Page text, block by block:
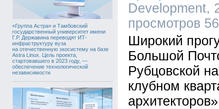
«Группа Астра» и Тамбовский
государственный университет имени
Г.Р. Державина переводят ИТ-
инфраструктуру вуза
на отечественную экосистему на базе
Astra Linux. Цель проекта,
стартовавшего в 2023 году, —
обеспечение технологической
независимости
Development,
просмотров
Широкий
Большой
Рубцовской
клубном